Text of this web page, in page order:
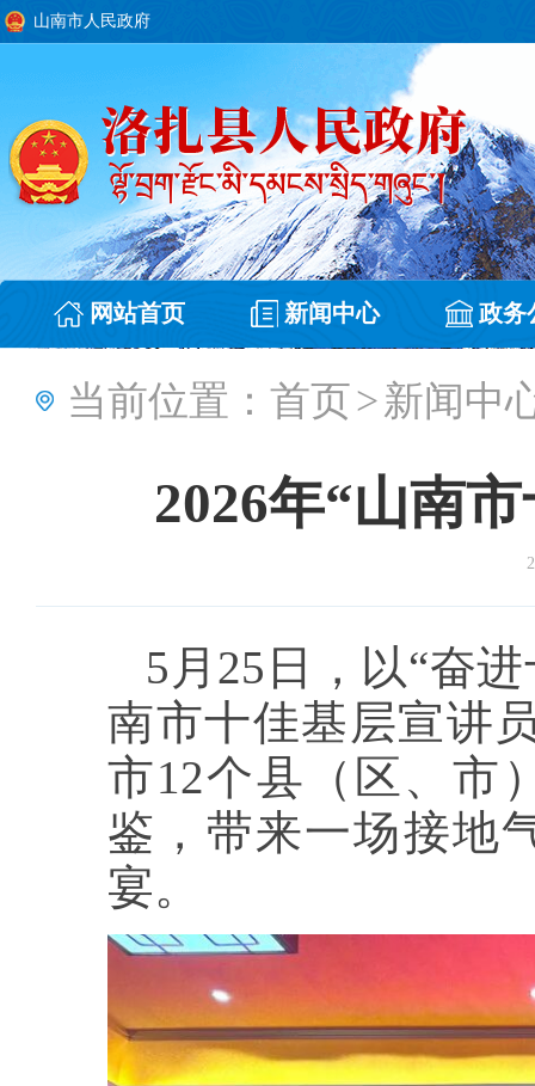
山南市人民政府
网站首页 新闻中心 政务
当前位置： 首页>新闻中
2026年“山南
5月25日，以“奋
南市十佳基层宣讲
市12个县（区、市
鉴，带来一场接地
宴。